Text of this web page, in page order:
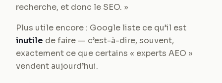
recherche, et donc le SEO. »
Plus utile encore : Google liste ce qu’il est
inutile de faire — c’est-à-dire, souvent,
exactement ce que certains « experts AEO »
vendent aujourd’hui.